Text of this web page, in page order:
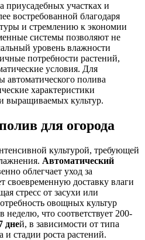
приусадебных участках и
востребованной благодаря
и стремлению к экономии
системы позволяют не
уровень влажности
потребности растений,
условия. Для
автоматического полива
характеристики
выращиваемых культур.
для огорода
культурой, требующей
Автоматический
облегчает уход за
своевременную доставку влаги
стресс от засухи или
овощных культур
в неделю, что соответствует 200-
дней, в зависимости от типа
стадии роста растений.